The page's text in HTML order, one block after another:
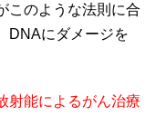
このような法則に合
DNAにダメージを
射能によるがん治療